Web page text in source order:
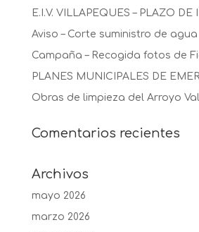
E.I.V. VILLAPEQUES – PLAZO DE
Aviso – Corte suministro de agua
Campaña – Recogida fotos de
PLANES MUNICIPALES DE
Obras de limpieza del Arroyo
Comentarios recientes
Archivos
mayo 2026
marzo 2026